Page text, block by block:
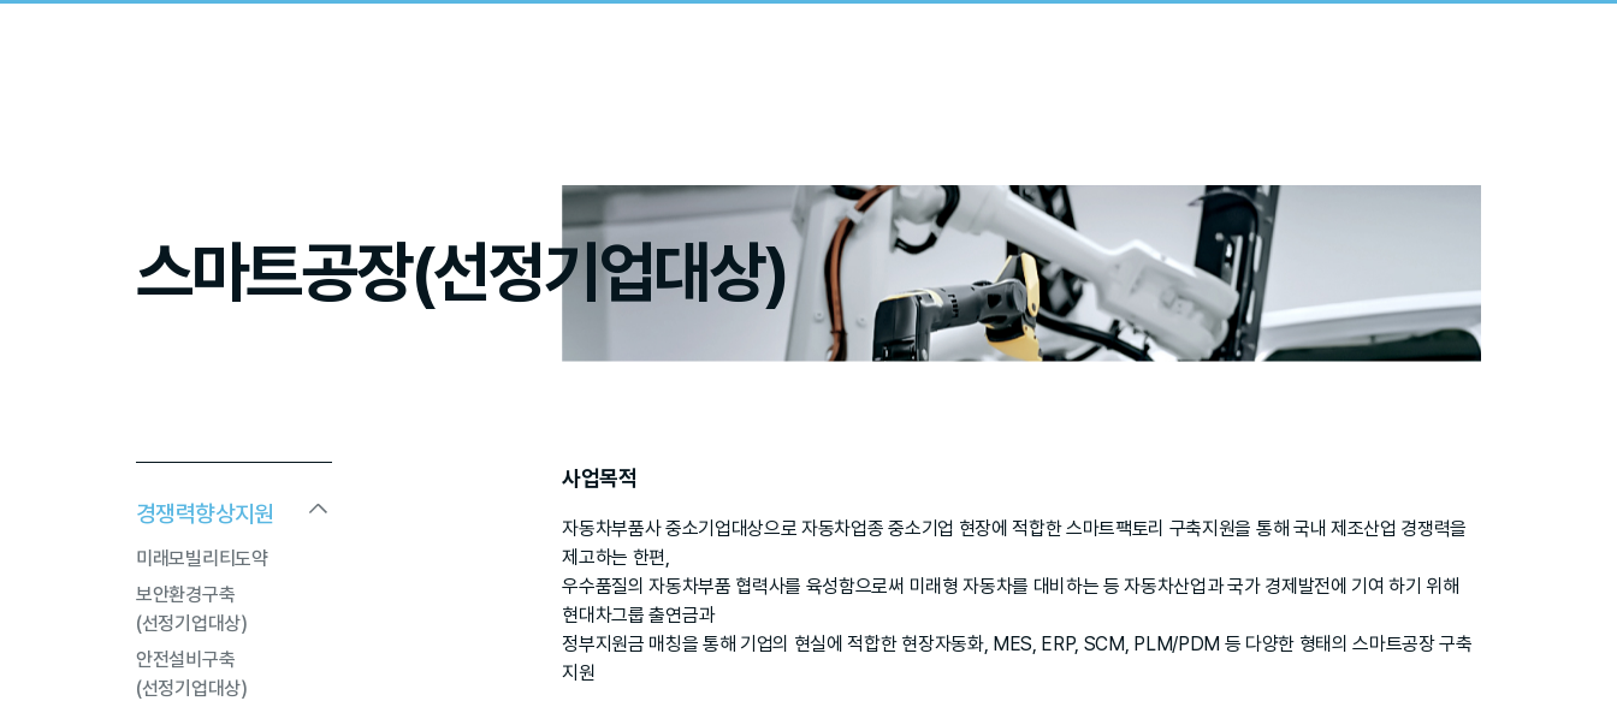
스마트공장(선정기업대상)
경쟁력향상지원
미래모빌리티도약
보안환경구축
(선정기업대상)
안전설비구축
(선정기업대상)
사업목적
자동차부품사 중소기업대상으로 자동차업종 중소기업 현장에 적합한 스마트팩토리 구축지원을 통해 국내 제조산업 경쟁력을
제고하는 한편,
우수품질의 자동차부품 협력사를 육성함으로써 미래형 자동차를 대비하는 등 자동차산업과 국가 경제발전에 기여 하기 위해
현대차그룹 출연금과
정부지원금 매칭을 통해 기업의 현실에 적합한 현장자동화, MES, ERP, SCM, PLM/PDM 등 다양한 형태의 스마트공장 구축
지원